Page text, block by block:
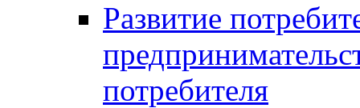
Развитие
потребителя